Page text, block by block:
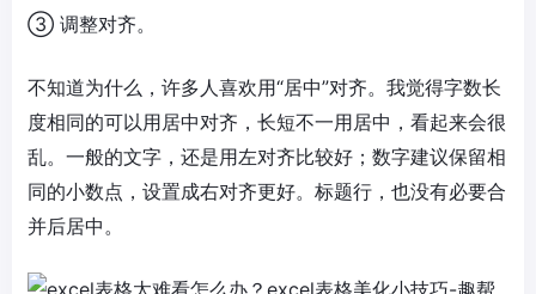
③ 调整对齐。
不知道为什么，许多人喜欢用“居中”对齐。我觉得字数长
度相同的可以用居中对齐，长短不一用居中，看起来会很
乱。一般的文字，还是用左对齐比较好；数字建议保留相
同的小数点，设置成右对齐更好。标题行，也没有必要合
并后居中。